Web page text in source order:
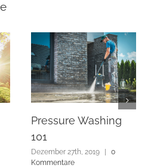
Pressure Washing
101
Dezember 27th, 2019 |
0
Kommentare